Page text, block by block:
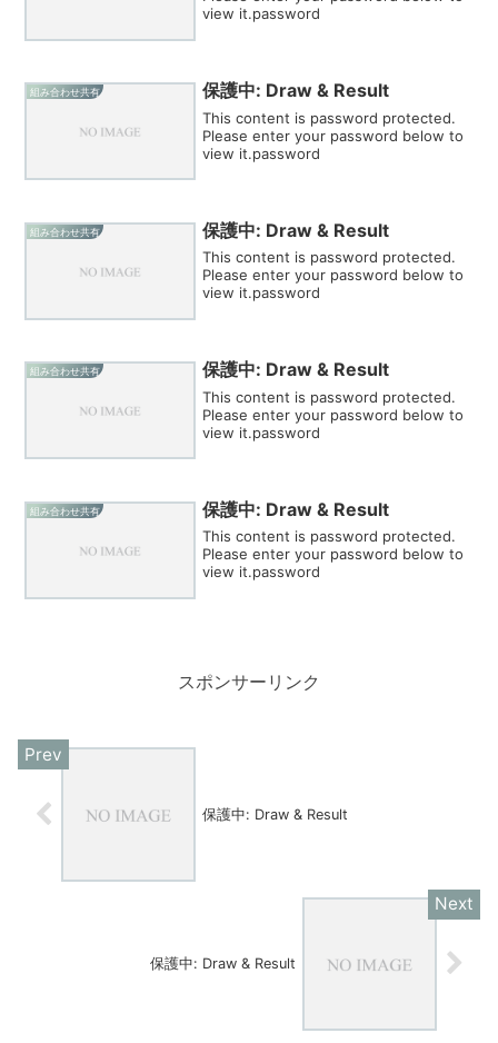
view it.password
組み合わせ共有 保護中: Draw & Result
This content is password protected.
Please enter your password below to
view it.password
組み合わせ共有 保護中: Draw & Result
This content is password protected.
Please enter your password below to
view it.password
組み合わせ共有 保護中: Draw & Result
This content is password protected.
Please enter your password below to
view it.password
組み合わせ共有 保護中: Draw & Result
This content is password protected.
Please enter your password below to
view it.password
スポンサーリンク
保護中: Draw & Result
保護中: Draw & Result